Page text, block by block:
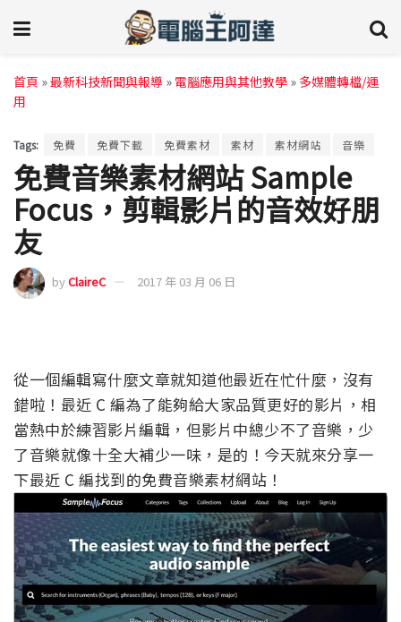
首頁 »最新科技新聞與報導 » 電腦應用與其他教學 » 多媒體轉檔/運
用
Tags: 免費 免費下載 免費素材 素材 素材網站 音樂
免費音樂素材網站 Sample
Focus，剪輯影片的音效好朋
友
byClaireC 2017 年 03 月 06 日
從一個編輯寫什麼文章就知道他最近在忙什麼，沒有
錯啦！最近 C 編為了能夠給大家品質更好的影片，相
當熱中於練習影片編輯，但影片中總少不了音樂，少
了音樂就像十全大補少一味，是的！今天就來分享一
下最近 C 編找到的免費音樂素材網站！